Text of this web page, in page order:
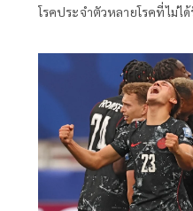
โรคประจำตัวหลายโรคที่ไม่